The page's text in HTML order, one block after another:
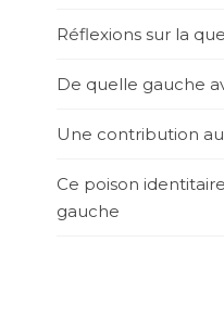
Réflexions sur la
De quelle gauche
Une contribution
Ce poison
gauche